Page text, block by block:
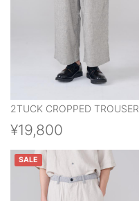
2TUCK CROPPED TROUSER
¥19,800
SALE